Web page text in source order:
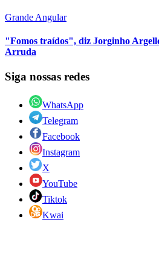
Grande Angular
"Fomos traídos", diz Jorginho
Arruda
Siga nossas redes
WhatsApp
Telegram
Facebook
Instagram
X
YouTube
Tiktok
Kwai